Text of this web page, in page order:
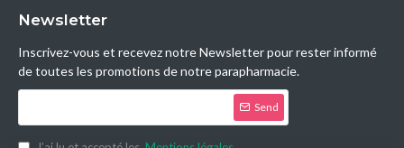
Newsletter
Inscrivez-vous et recevez notre Newsletter pour rester informé
de toutes les promotions de notre parapharmacie.
Send